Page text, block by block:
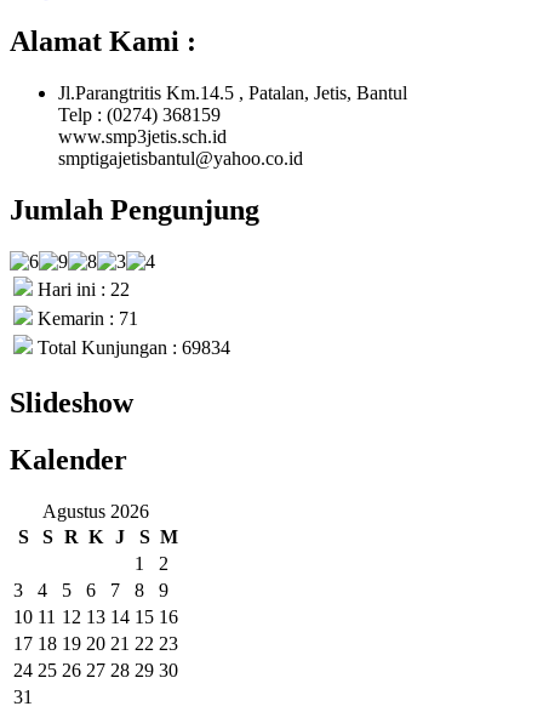
Alamat Kami :
Jl.Parangtritis Km.14.5 , Patalan, Jetis, Bantul
Telp : (0274) 368159
www.smp3jetis.sch.id
smptigajetisbantul@yahoo.co.id
Jumlah Pengunjung
Hari ini : 22
Kemarin : 71
Total Kunjungan : 69834
Slideshow
Kalender
Agustus 2026
S
S R K J S M
1
2
3
4 5 6 7 8
9
10 11 12 13 14 15 16
17 18 19 20 21 22 23
24 25 26 27 28 29 30
31